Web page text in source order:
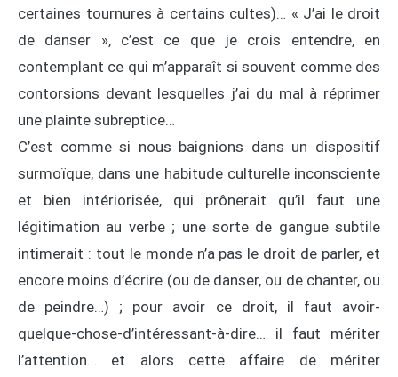
certaines tournures à certains cultes)… « J’ai le droit
de danser », c’est ce que je crois entendre, en
contemplant ce qui m’apparaît si souvent comme des
contorsions devant lesquelles j’ai du mal à réprimer
une plainte subreptice…
C’est comme si nous baignions dans un dispositif
surmoïque, dans une habitude culturelle inconsciente
et bien intériorisée, qui prônerait qu’il faut une
légitimation au verbe ; une sorte de gangue subtile
intimerait : tout le monde n’a pas le droit de parler, et
encore moins d’écrire (ou de danser, ou de chanter, ou
de peindre…) ; pour avoir ce droit, il faut avoir-
quelque-chose-d’intéressant-à-dire… il faut mériter
l’attention… et alors cette affaire de mériter